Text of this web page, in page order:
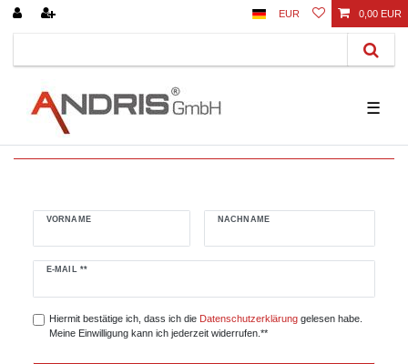
EUR 0,00 EUR
☰
VORNAME NACHNAME
E-MAIL **
Newsletter
Hiermit bestätige ich, dass ich die Daten­schutz­erklärunggelesen habe.
Meine Einwilligung kann ich jederzeit widerrufen.**